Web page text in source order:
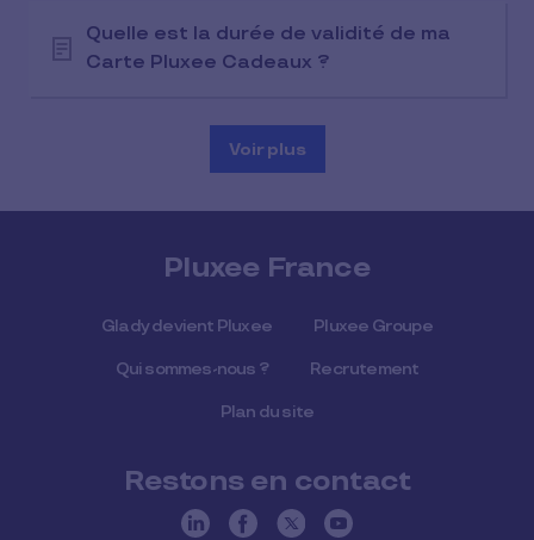
Quelle est la durée de validité de ma
Carte Pluxee Cadeaux ?
Voir plus
Pluxee France
Glady devient Pluxee Pluxee Groupe
Qui sommes-nous ? Recrutement
Plan du site
Restons en contact